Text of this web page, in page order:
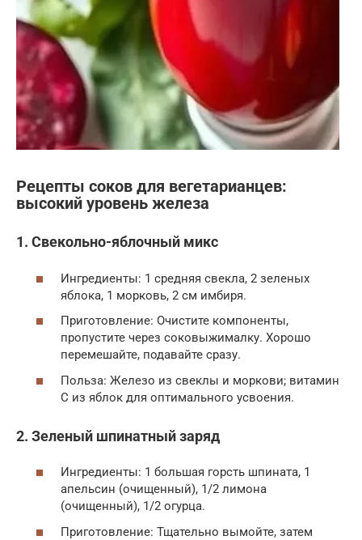
Рецепты соков для вегетарианцев:
высокий уровень железа
1. Свекольно-яблочный микс
Ингредиенты: 1 средняя свекла, 2 зеленых
яблока, 1 морковь, 2 см имбиря.
Приготовление: Очистите компоненты,
пропустите через соковыжималку. Хорошо
перемешайте, подавайте сразу.
Польза: Железо из свеклы и моркови; витамин
C из яблок для оптимального усвоения.
2. Зеленый шпинатный заряд
Ингредиенты: 1 большая горсть шпината, 1
апельсин (очищенный), 1/2 лимона
(очищенный), 1/2 огурца.
Приготовление: Тщательно вымойте, затем